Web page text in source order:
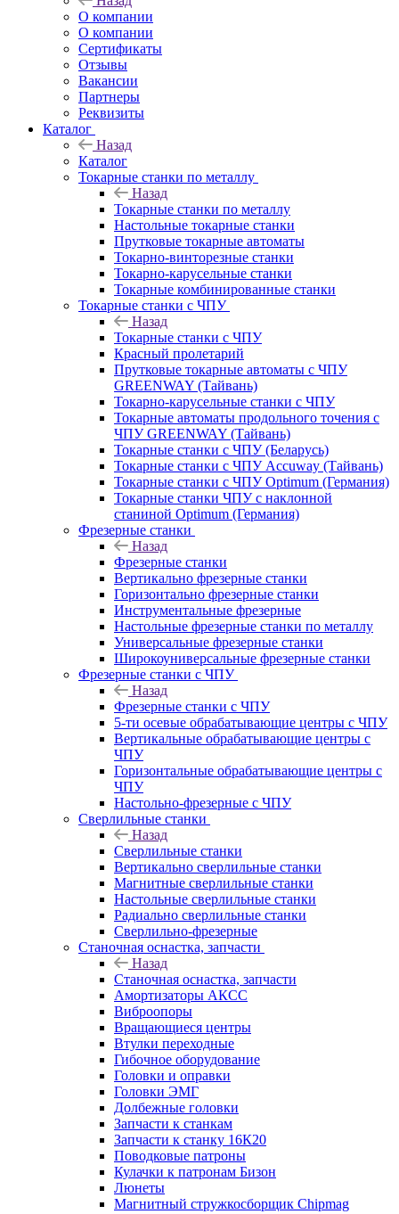
О компании
О компании
Сертификаты
Отзывы
Вакансии
Партнеры
Реквизиты
Каталог
Назад
Каталог
Токарные станки по металлу
Назад
Токарные станки по металлу
Настольные токарные станки
Прутковые токарные автоматы
Токарно-винторезные станки
Токарно-карусельные станки
Токарные комбинированные станки
Токарные станки с ЧПУ
Назад
Токарные станки с ЧПУ
Красный пролетарий
Прутковые токарные автоматы с ЧПУ
GREENWAY (Тайвань)
Токарно-карусельные станки с ЧПУ
Токарные автоматы продольного точения с
ЧПУ GREENWAY (Тайвань)
Токарные станки с ЧПУ (Беларусь)
Токарные станки с ЧПУ Accuway (Тайвань)
Токарные станки с ЧПУ Optimum (Германия)
Токарные станки ЧПУ с наклонной
станиной Optimum (Германия)
Фрезерные станки
Назад
Фрезерные станки
Вертикально фрезерные станки
Горизонтально фрезерные станки
Инструментальные фрезерные
Настольные фрезерные станки по металлу
Универсальные фрезерные станки
Широкоуниверсальные фрезерные станки
Фрезерные станки с ЧПУ
Назад
Фрезерные станки с ЧПУ
5-ти осевые обрабатывающие центры с ЧПУ
Вертикальные обрабатывающие центры с
ЧПУ
Горизонтальные обрабатывающие центры с
ЧПУ
Настольно-фрезерные с ЧПУ
Сверлильные станки
Назад
Сверлильные станки
Вертикально сверлильные станки
Магнитные сверлильные станки
Настольные сверлильные станки
Радиально сверлильные станки
Сверлильно-фрезерные
Станочная оснастка, запчасти
Назад
Станочная оснастка, запчасти
Амортизаторы АКСС
Виброопоры
Вращающиеся центры
Втулки переходные
Гибочное оборудование
Головки и оправки
Головки ЭМГ
Долбежные головки
Запчасти к станкам
Запчасти к станку 16К20
Поводковые патроны
Кулачки к патронам Бизон
Люнеты
Магнитный стружкосборщик Chipmag